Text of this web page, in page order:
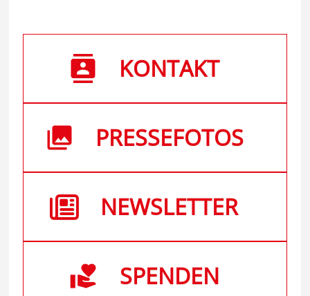
KONTAKT
PRESSEFOTOS
NEWSLETTER
SPENDEN